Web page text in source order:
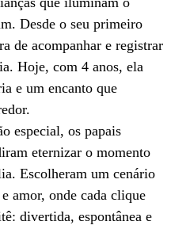
Desde o seu primeiro
de acompanhar e registrar
Hoje, com 4 anos, ela
e um encanto que
especial, os papais
eternizar o momento
Escolheram um cenário
amor, onde cada clique
divertida, espontânea e